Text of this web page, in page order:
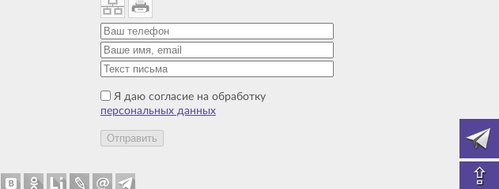
Я даю согласие на обработку
персональных данных
⇪